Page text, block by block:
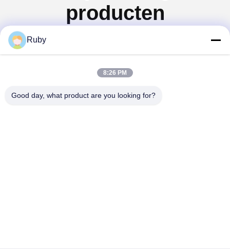
producten
Ruby
8:26 PM
Good day, what product are you looking for?